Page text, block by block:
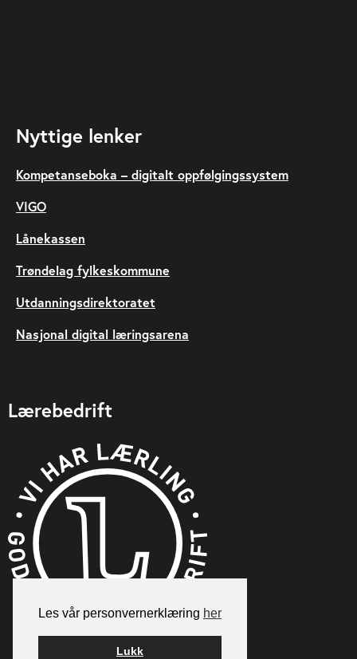
Les vår personvernerklæring her
Lukk
Nyttige lenker
Kompetanseboka – digitalt oppfølgingssystem
VIGO
Lånekassen
Trøndelag fylkeskommune
Utdanningsdirektoratet
Nasjonal digital læringsarena
Lærebedrift